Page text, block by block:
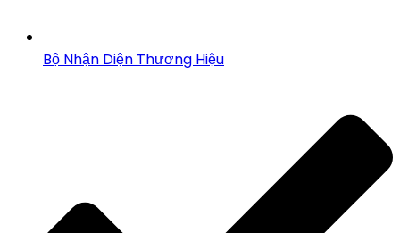
Bộ Nhận Diện Thương Hiệu